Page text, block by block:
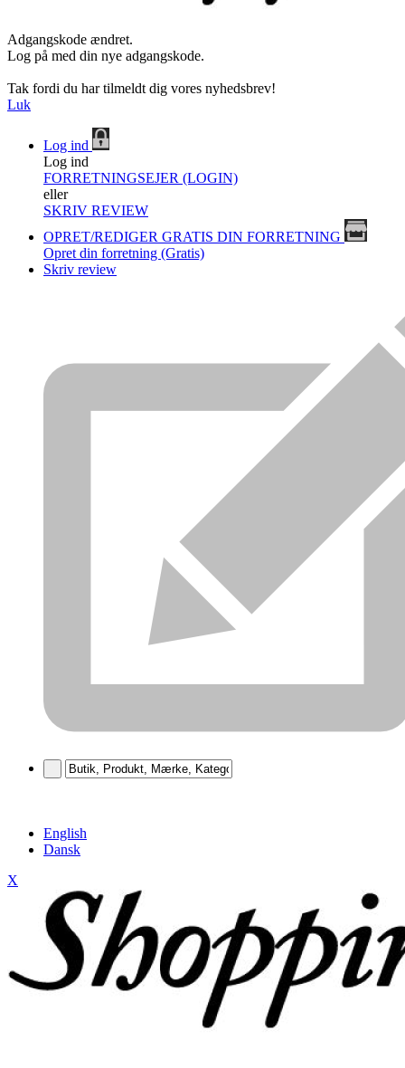
Adgangskode ændret.
Log på med din nye adgangskode.
Tak fordi du har tilmeldt dig vores nyhedsbrev!
Luk
Log ind
Log ind
FORRETNINGSEJER (LOGIN)
eller
SKRIV REVIEW
OPRET/REDIGER GRATIS DIN FORRETNING
Opret din forretning (Gratis)
Skriv review
English
Dansk
X